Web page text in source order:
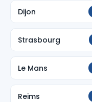
Dijon
Strasbourg
Le Mans
Reims